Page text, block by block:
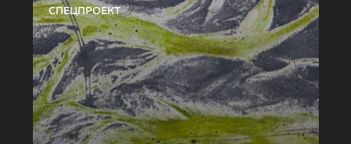
СПЕЦПРОЕКТ